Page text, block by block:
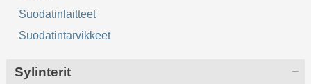
Suodatinlaitteet
Suodatintarvikkeet
Sylinterit